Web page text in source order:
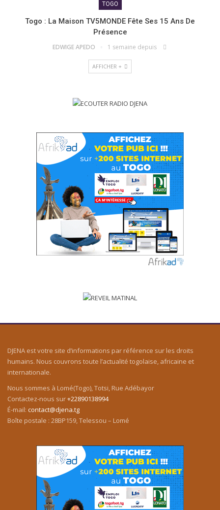
TOGO
Togo : La Maison TV5MONDE Fête Ses 15 Ans De
Présence
EDWIGE APEDO 1 semaine depuis
AFFICHER +
DJENA est votre site d’informations par référence sur les droits
humains. Nous couvrons toute l’actualité togolaise, africaine et
internationale.
Nous sommes à Lomé(Togo), Totsi, Rue Adébayor
Contactez-nous sur+22890138994
É-mail: contact@djena.tg
Boîte postale : 28BP159, Telessou – Lomé